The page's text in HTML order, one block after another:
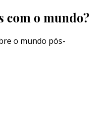
com o mundo?
o mundo pós-